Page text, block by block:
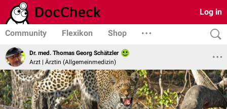
Log in
Community Flexikon Shop
Dr. med. Thomas Georg Schätzler
Arzt | Ärztin (Allgemeinmedizin)